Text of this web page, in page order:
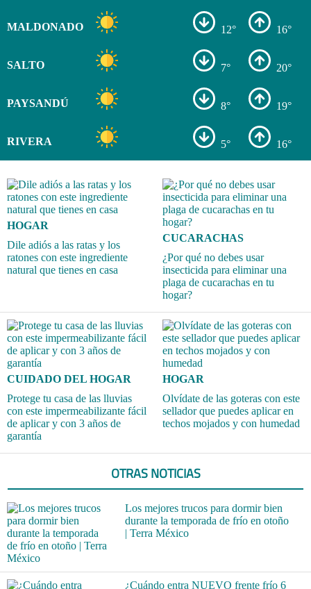
MALDONADO 12° 16°
SALTO 7° 20°
PAYSANDÚ 8° 19°
RIVERA 5° 16°
HOGAR
Dile adiós a las ratas y los
ratones con este ingrediente
natural que tienes en casa
CUCARACHAS
¿Por qué no debes usar
insecticida para eliminar una
plaga de cucarachas en tu
hogar?
CUIDADO DEL HOGAR
Protege tu casa de las lluvias
con este impermeabilizante fácil
de aplicar y con 3 años de
garantía
HOGAR
Olvídate de las goteras con este
sellador que puedes aplicar en
techos mojados y con humedad
OTRAS NOTICIAS
Los mejores trucos para dormir bien
durante la temporada de frío en otoño
| Terra México
¿Cuándo entra NUEVO frente frío 6